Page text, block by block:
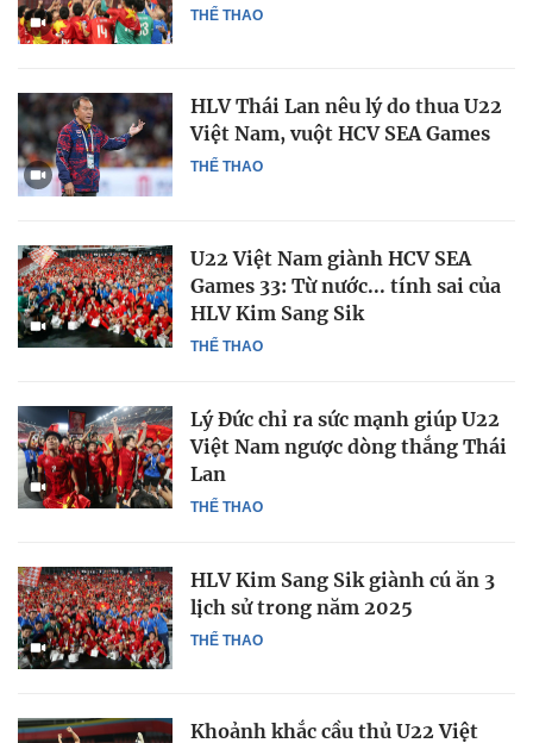
THỂ THAO
THỂ THAO
HLV Thái Lan nêu lý do thua U22
Việt Nam, vuột HCV SEA Games
THỂ THAO
U22 Việt Nam giành HCV SEA
Games 33: Từ nước... tính sai của
HLV Kim Sang Sik
THỂ THAO
Lý Đức chỉ ra sức mạnh giúp U22
Việt Nam ngược dòng thắng Thái
Lan
THỂ THAO
HLV Kim Sang Sik giành cú ăn 3
lịch sử trong năm 2025
Khoảnh khắc cầu thủ U22 Việt